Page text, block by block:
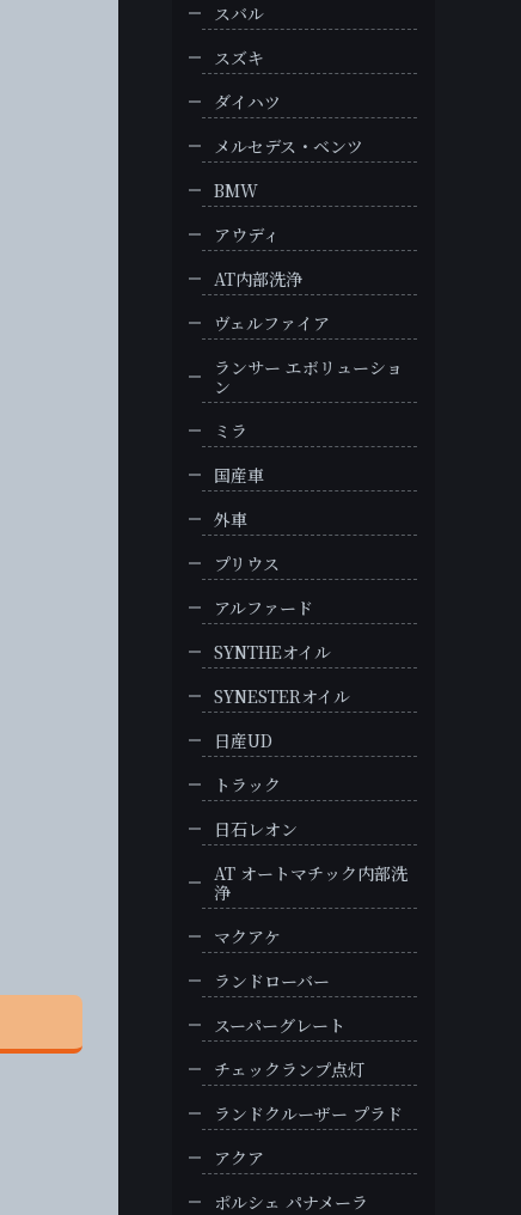
スバル
スズキ
ダイハツ
メルセデス・ベンツ
BMW
アウディ
AT内部洗浄
ヴェルファイア
ランサー エボリューショ
ン
ミラ
国産車
外車
プリウス
アルファード
SYNTHEオイル
SYNESTERオイル
日産UD
トラック
日石レオン
AT オートマチック内部洗
浄
マクアケ
ランドローバー
スーパーグレート
チェックランプ点灯
ランドクルーザー プラド
アクア
ポルシェ パナメーラ